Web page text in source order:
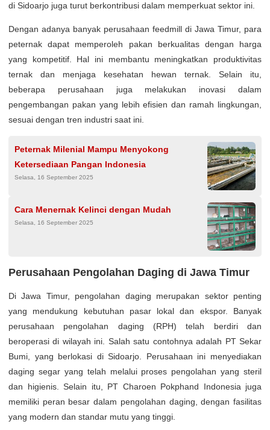
di Sidoarjo juga turut berkontribusi dalam memperkuat sektor ini.
Dengan adanya banyak perusahaan feedmill di Jawa Timur, para
peternak dapat memperoleh pakan berkualitas dengan harga
yang kompetitif. Hal ini membantu meningkatkan produktivitas
ternak dan menjaga kesehatan hewan ternak. Selain itu,
beberapa perusahaan juga melakukan inovasi dalam
pengembangan pakan yang lebih efisien dan ramah lingkungan,
sesuai dengan tren industri saat ini.
Peternak Milenial Mampu Menyokong
Ketersediaan Pangan Indonesia
Selasa, 16 September 2025
Cara Menernak Kelinci dengan Mudah
Selasa, 16 September 2025
Perusahaan Pengolahan Daging di Jawa Timur
Di Jawa Timur, pengolahan daging merupakan sektor penting
yang mendukung kebutuhan pasar lokal dan ekspor. Banyak
perusahaan pengolahan daging (RPH) telah berdiri dan
beroperasi di wilayah ini. Salah satu contohnya adalah PT Sekar
Bumi, yang berlokasi di Sidoarjo. Perusahaan ini menyediakan
daging segar yang telah melalui proses pengolahan yang steril
dan higienis. Selain itu, PT Charoen Pokphand Indonesia juga
memiliki peran besar dalam pengolahan daging, dengan fasilitas
yang modern dan standar mutu yang tinggi.